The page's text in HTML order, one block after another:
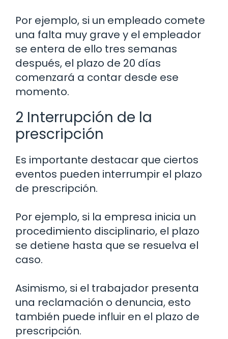
Por ejemplo, si un empleado comete
una falta muy grave y el empleador
se entera de ello tres semanas
después, el plazo de 20 días
comenzará a contar desde ese
momento.
2 Interrupción de la
prescripción
Es importante destacar que ciertos
eventos pueden interrumpir el plazo
de prescripción.
Por ejemplo, si la empresa inicia un
procedimiento disciplinario, el plazo
se detiene hasta que se resuelva el
caso.
Asimismo, si el trabajador presenta
una reclamación o denuncia, esto
también puede influir en el plazo de
prescripción.